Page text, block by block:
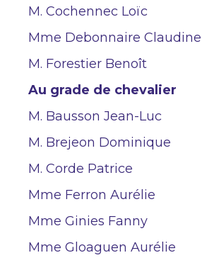
M. Cochennec Loïc
Mme Debonnaire Claudine
M. Forestier Benoît
Au grade de chevalier
M. Bausson Jean-Luc
M. Brejeon Dominique
M. Corde Patrice
Mme Ferron Aurélie
Mme Ginies Fanny
Mme Gloaguen Aurélie